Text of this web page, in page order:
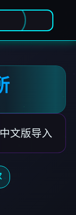
文版导入